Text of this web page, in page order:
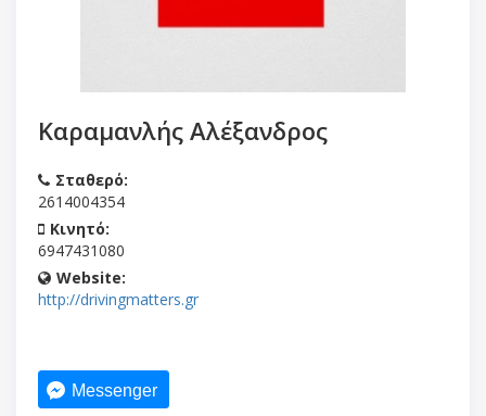
Καραμανλής Αλέξανδρος
Σταθερό:
2614004354
Κινητό:
6947431080
Website:
http://drivingmatters.gr
Messenger